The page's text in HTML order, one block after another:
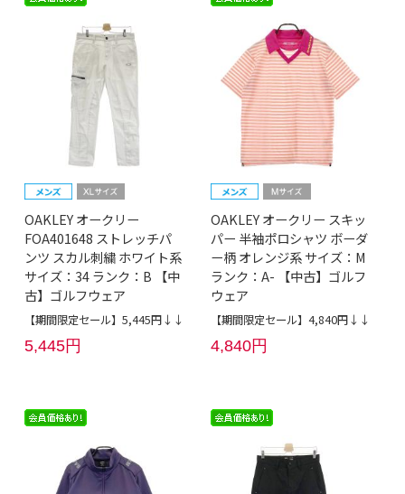
OAKLEY オークリー
FOA401648 ストレッチパ
ンツ スカル刺繍 ホワイト系
サイズ：34 ランク：B 【中
古】ゴルフウェア
【期間限定セール】5,445円↓↓
5,445円
OAKLEY オークリー スキッ
パー 半袖ポロシャツ ボーダ
ー柄 オレンジ系 サイズ：M
ランク：A- 【中古】ゴルフ
ウェア
【期間限定セール】4,840円↓↓
4,840円